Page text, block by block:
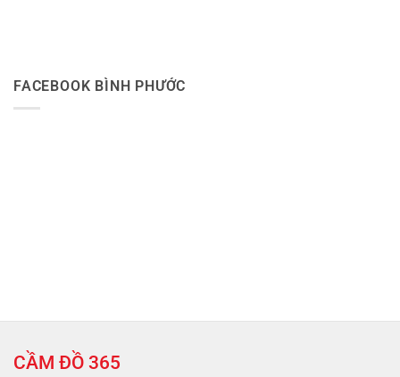
FACEBOOK BÌNH PHƯỚC
CẦM ĐỒ 365